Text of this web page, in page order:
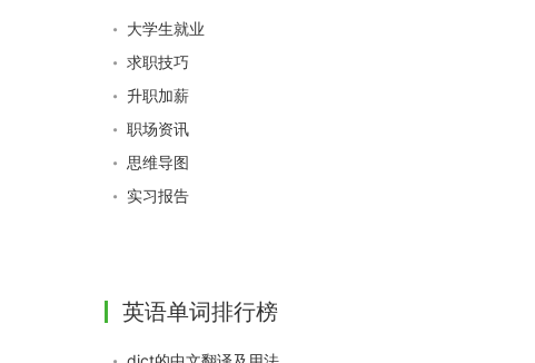
大学生就业
求职技巧
升职加薪
职场资讯
思维导图
实习报告
英语单词排行榜